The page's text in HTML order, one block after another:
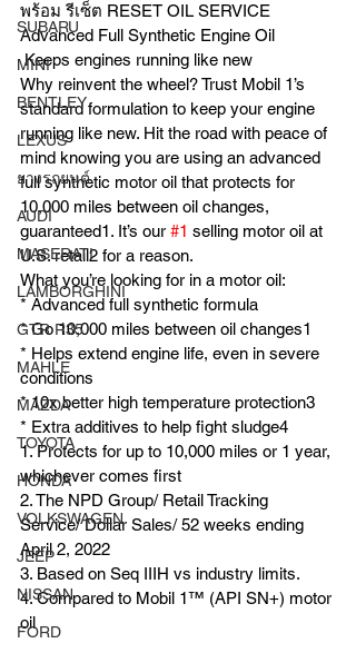
SUBARU
MINI
BENTLEY
LEXUS
ยางรถยนต์
AUDI
MASERATI
LAMBORGHINI
GTR R35
MAHLE
MAZDA
TOYOTA
HONDA
VOLKSWAGEN
JEEP
NISSAN
FORD
พร้อม รีเซ็ต RESET OIL SERVICE
Advanced Full Synthetic Engine Oil
Keeps engines running like new
Why reinvent the wheel? Trust Mobil 1’s
standard formulation to keep your engine
running like new. Hit the road with peace of
mind knowing you are using an advanced
full synthetic motor oil that protects for
10,000 miles between oil changes,
guaranteed1. It’s our #1 selling motor oil at
U.S. retail2 for a reason.
What you’re looking for in a motor oil:
* Advanced full synthetic formula
* Go 10,000 miles between oil changes1
* Helps extend engine life, even in severe
conditions
* 10x better high temperature protection3
* Extra additives to help fight sludge4
1. Protects for up to 10,000 miles or 1 year,
whichever comes first
2. The NPD Group/ Retail Tracking
Service/ Dollar Sales/ 52 weeks ending
April 2, 2022
3. Based on Seq IIIH vs industry limits.
4. Compared to Mobil 1™ (API SN+) motor
oil